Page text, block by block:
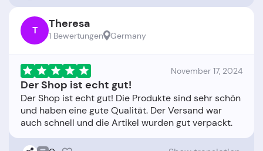
T Theresa
1 Bewertungen Germany
November 17, 2024
Der Shop ist echt gut!
Der Shop ist echt gut! Die Produkte sind sehr schön
und haben eine gute Qualität. Der Versand war